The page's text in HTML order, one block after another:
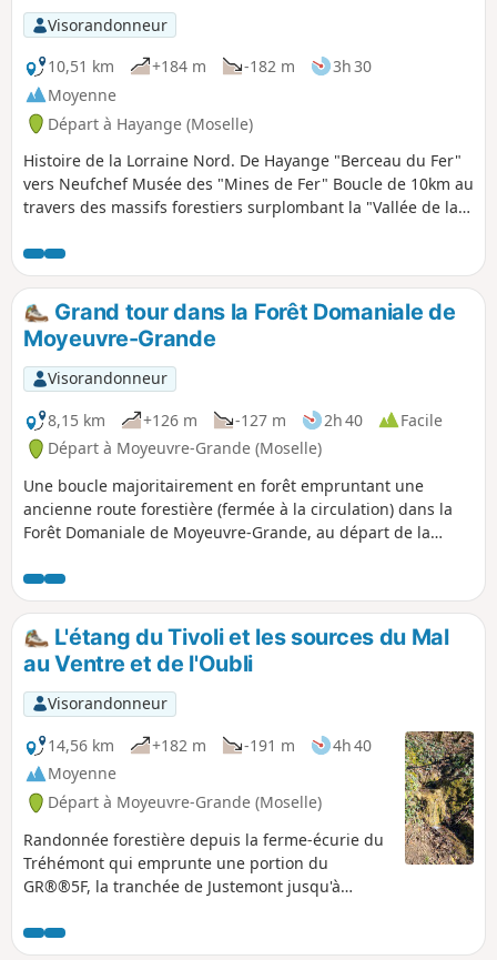
Visorandonneur
10,51 km
+184 m -182 m
3h 30
Moyenne
Départ à Hayange (Moselle)
Histoire de la Lorraine Nord. De Hayange "Berceau du Fer"
vers Neufchef Musée des "Mines de Fer" Boucle de 10km au
travers des massifs forestiers surplombant la "Vallée de la
Grand tour dans la Forêt Domaniale de
Moyeuvre-Grande
Visorandonneur
8,15 km
+126 m -127 m 2h 40
Facile
Départ à Moyeuvre-Grande (Moselle)
Une boucle majoritairement en forêt empruntant une
ancienne route forestière (fermée à la circulation) dans la
Forêt Domaniale de Moyeuvre-Grande, au départ de la
remontée en final vers le plateau et la ferme du Tréhémont
s'avère sportive: assez abrupte et longue.
L'étang du Tivoli et les sources du Mal
au Ventre et de l'Oubli
Visorandonneur
14,56 km
+182 m -191 m
4h 40
Moyenne
Départ à Moyeuvre-Grande (Moselle)
Randonnée forestière depuis la ferme-écurie du
Tréhémont qui emprunte une portion du
GR®®5F, la tranchée de Justemont jusqu'à
source de l'Oubli puis retour par des allées